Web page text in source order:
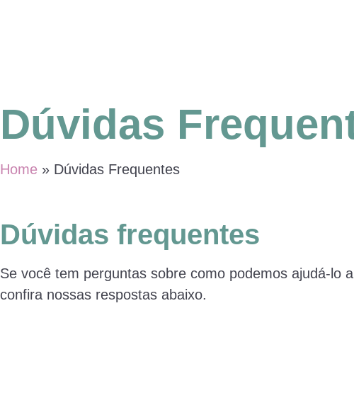
Dúvidas
Home » Dúvidas Frequentes
Dúvidas frequentes
Se você tem perguntas sobre como podemos ajudá-lo
confira nossas respostas abaixo.